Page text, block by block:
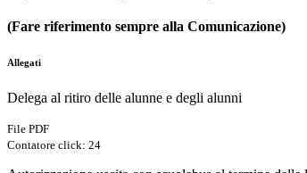
(Fare riferimento sempre alla Comunicazione)
Allegati
Delega al ritiro delle alunne e degli alunni
File PDF
Contatore click: 24